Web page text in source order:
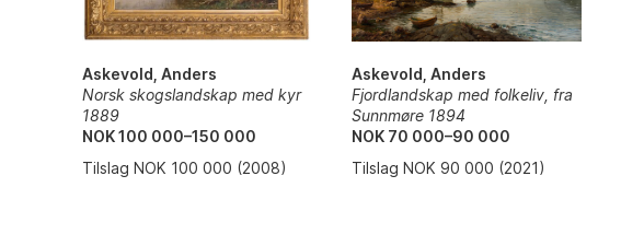
Askevold, Anders
Norsk skogslandskap med kyr
1889
NOK 100 000–150 000
Tilslag NOK 100 000 (2008)
Askevold, Anders
Fjordlandskap med folkeliv, fra
Sunnmøre 1894
NOK 70 000–90 000
Tilslag NOK 90 000 (2021)